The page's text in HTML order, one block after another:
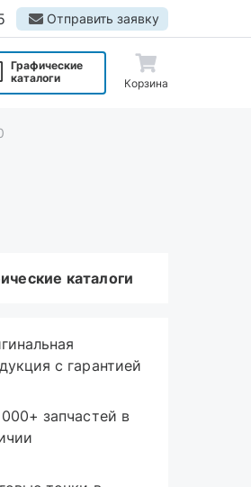
Отправить заявку
Графические
каталоги
Корзина
каталоги
с гарантией
запчастей в